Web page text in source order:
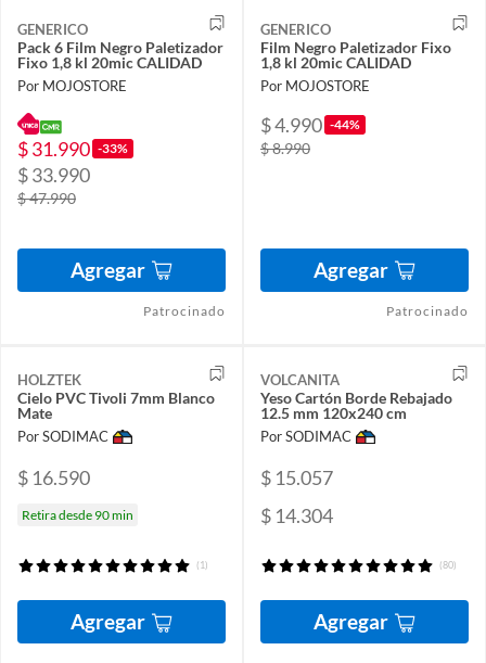
GENERICO
Pack 6 Film Negro Paletizador
Fixo 1,8 kl 20mic CALIDAD
Por MOJOSTORE
$ 31.990 -33%
$ 33.990
$ 47.990
Agregar
Patrocinado
GENERICO
Film Negro Paletizador Fixo
1,8 kl 20mic CALIDAD
Por MOJOSTORE
$ 4.990 -44%
$ 8.990
Agregar
Patrocinado
HOLZTEK
Cielo PVC Tivoli 7mm Blanco
Mate
Por SODIMAC
$ 16.590
Retira desde 90 min
(1)
Agregar
VOLCANITA
Yeso Cartón Borde Rebajado
12.5 mm 120x240 cm
Por SODIMAC
$ 15.057
$ 14.304
(80)
Agregar